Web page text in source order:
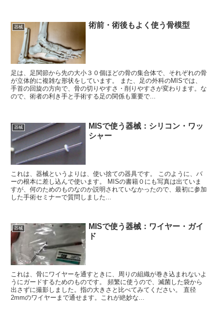
器械 術前・術後もよく使う骨模型
足は、足関節から先の大小３０個ほどの骨の集合体で、それぞれの骨
が立体的に複雑な形状をしています。 また、足の外科のMISでは、
手首の回旋の方向で、骨の切りやすさ・削りやすさが変わります。な
ので、術者の利き手と手術する足の関係も重要で...
器械
MISで使う器械：シリコン・ワッ
シャー
これは、器械というよりは、使い捨ての器具です。 このように、バ
ーの根本に差し込んで使います。 MISの書籍０にも写真は出ていま
すが、何のためのものなのか説明されていなかったので、最初に参加
した手術セミナーで質問しました...
器械
MISで使う器械：ワイヤー・ガイ
ド
これは、骨にワイヤーを通すときに、周りの組織が巻き込まれないよ
うにガードするためのものです。 頻繁に使うので、滅菌した袋から
出さずに撮影しました。指の大きさと比べてみてください。 直径
2mmのワイヤーまで通せます。これが絶妙な...